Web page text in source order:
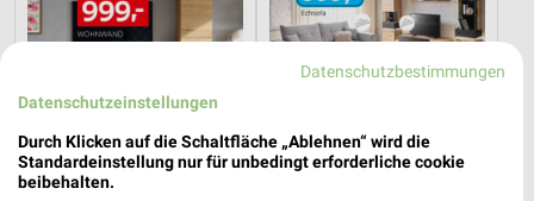
Datenschutzbestimmungen
Datenschutzeinstellungen
Durch Klicken auf die Schaltfläche „Ablehnen“ wird die
Standardeinstellung nur für unbedingt erforderliche cookie
beibehalten.